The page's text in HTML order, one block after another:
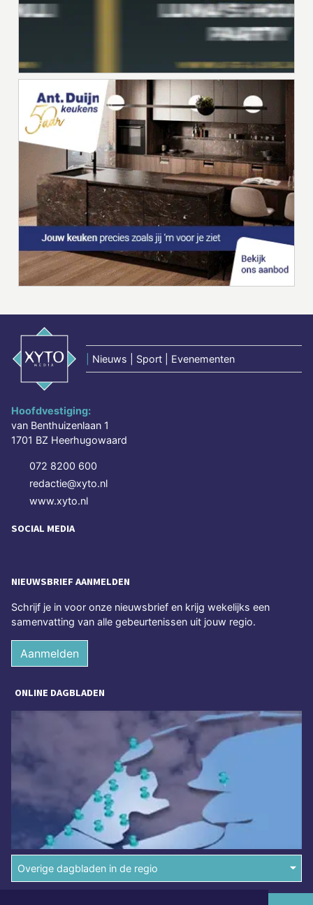
Nieuws | Sport | Evenementen
Hoofdvestiging:
van Benthuizenlaan 1
1701 BZ Heerhugowaard
072 8200 600
redactie@xyto.nl
www.xyto.nl
SOCIAL MEDIA
NIEUWSBRIEF AANMELDEN
Schrijf je in voor onze nieuwsbrief en krijg wekelijks een
samenvatting van alle gebeurtenissen uit jouw regio.
Aanmelden
ONLINE DAGBLADEN
Overige dagbladen in de regio